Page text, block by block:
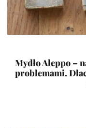
Mydło Aleppo –
problemami.